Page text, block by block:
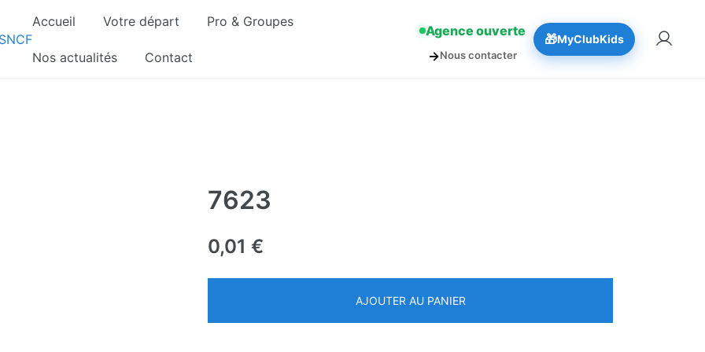
Accueil Votre départ Pro & Groupes
Nos actualités Contact
Agence ouverte
→Nous contacter
🎁MyClubKids
7623
0,01 €
AJOUTER AU PANIER
sont pris d’assaut. Réservez dès maintenant ! 👉 Réserver